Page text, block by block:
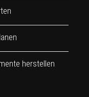
herstellen